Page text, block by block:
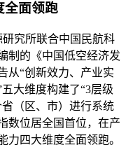
全面领跑
究所联合中国民航科
制的《中国低空经济发
从“创新效力、产业实
大维度构建了“3层级
（区、市）进行系统
数位居全国首位，在产
力四大维度全面领跑。